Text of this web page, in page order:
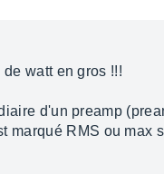
watt en gros !!!
d'un preamp
marqué RMS ou max